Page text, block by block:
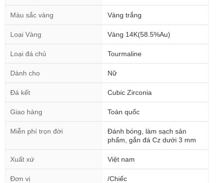
Màu sắc vàng Vàng trắng
Loại Vàng Vàng 14K(58.5%Au)
Loại đá chủ Tourmaline
Dành cho Nữ
Đá kết Cubic Zirconia
Giao hàng Toàn quốc
Miễn phí trọn đời
Đánh bóng, làm sạch sản
phẩm, gắn đá Cz dưới 3 mm
Xuất xứ Việt nam
Đơn vị /Chiếc